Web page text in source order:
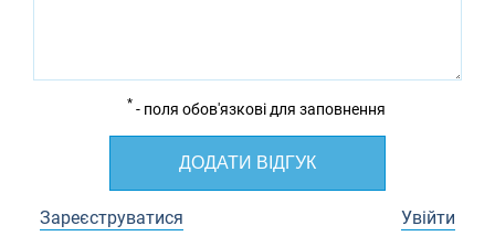
* - поля обов'язкові для заповнення
ДОДАТИ ВІДГУК
Зареєструватися Увійти